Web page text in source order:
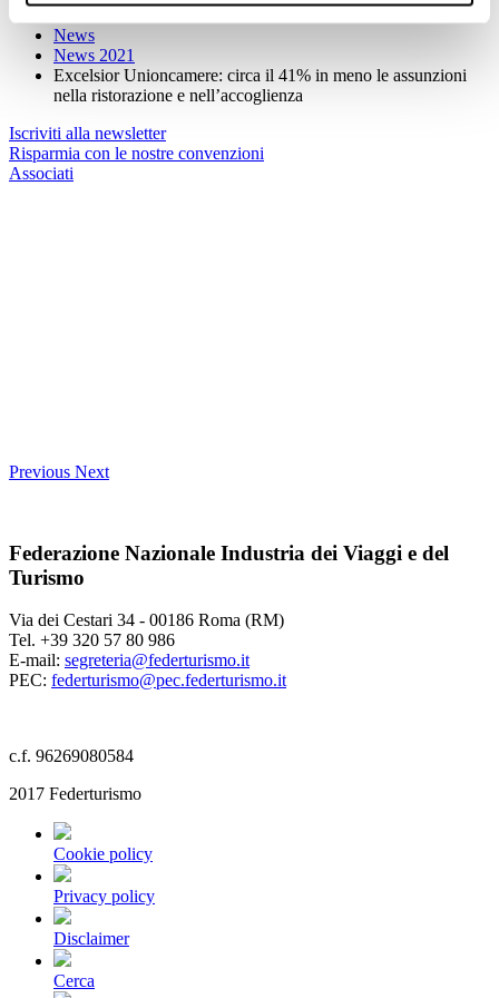
News
News 2021
Excelsior Unioncamere: circa il 41% in meno le assunzioni
nella ristorazione e nell’accoglienza
Iscriviti alla newsletter
Risparmia con le nostre convenzioni
Associati
Previous Next
Federazione Nazionale Industria dei Viaggi e del
Turismo
Via dei Cestari 34 - 00186 Roma (RM)
Tel. +39 320 57 80 986
E-mail: segreteria@federturismo.it
PEC: federturismo@pec.federturismo.it
c.f. 96269080584
2017 Federturismo
Cookie policy
Privacy policy
Disclaimer
Cerca